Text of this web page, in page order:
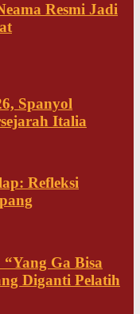
Resmi Jadi
Spanyol
Italia
Refleksi
Ga Bisa
Diganti Pelatih